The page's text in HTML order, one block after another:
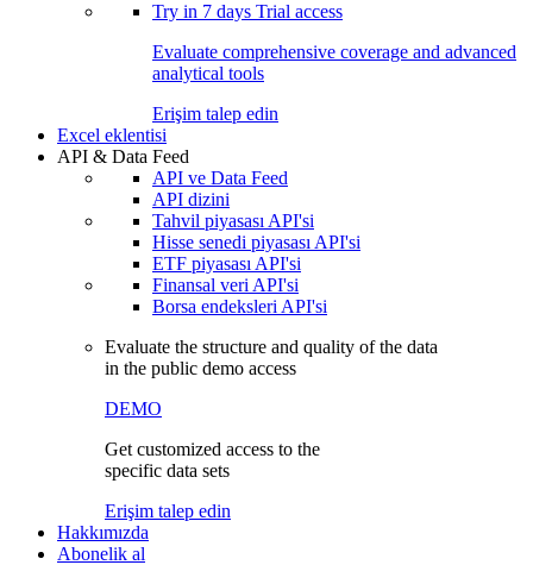
Try in 7 days Trial access
Evaluate comprehensive coverage and advanced
analytical tools
Erişim talep edin
Excel eklentisi
API & Data Feed
API ve Data Feed
API dizini
Tahvil piyasası API'si
Hisse senedi piyasası API'si
ETF piyasası API'si
Finansal veri API'si
Borsa endeksleri API'si
Evaluate the structure and quality of the data
in the public demo access
DEMO
Get customized access to the
specific data sets
Erişim talep edin
Hakkımızda
Abonelik al